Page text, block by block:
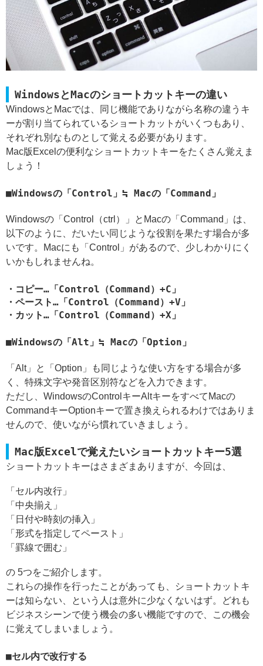
WindowsとMacのショートカットキーの違い
WindowsとMacでは、同じ機能でありながら名称の違うキ
ーが割り当てられているショートカットがいくつもあり、
それぞれ別なものとして覚える必要があります。
Mac版Excelの便利なショートカットキーをたくさん覚えま
しょう！
Windowsの「Control」≒ Macの「Command」
Windowsの「Control（ctrl）」とMacの「Command」は、
以下のように、だいたい同じような役割を果たす場合が多
いです。Macにも「Control」があるので、少しわかりにく
いかもしれませんね。
・コピー…「Control（Command）+C」
・ペースト…「Control（Command）+V」
・カット…「Control（Command）+X」
Windowsの「Alt」≒ Macの「Option」
「Alt」と「Option」も同じような使い方をする場合が多
く、特殊文字や発音区別符などを入力できます。
ただし、WindowsのControlキーAltキーをすべてMacの
CommandキーOptionキーで置き換えられるわけではありま
せんので、使いながら慣れていきましょう。
Mac版Excelで覚えたいショートカットキー5選
ショートカットキーはさまざまありますが、今回は、
「セル内改行」
「中央揃え」
「日付や時刻の挿入」
「形式を指定してペースト」
「罫線で囲む」
の 5つをご紹介します。
これらの操作を行ったことがあっても、ショートカットキ
ーは知らない、という人は意外に少なくないはず。どれも
ビジネスシーンで使う機会の多い機能ですので、この機会
に覚えてしまいましょう。
セル内で改行する